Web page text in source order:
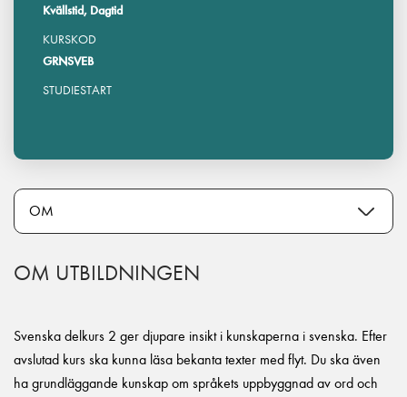
Kvällstid, Dagtid
KURSKOD
GRNSVEB
STUDIESTART
OM UTBILDNINGEN
Svenska delkurs 2 ger djupare insikt i kunskaperna i svenska. Efter
avslutad kurs ska kunna läsa bekanta texter med flyt. Du ska även
ha grundläggande kunskap om språkets uppbyggnad av ord och